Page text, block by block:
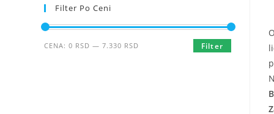
Filter Po Ceni
Minimalna
cena
Maksimalna
cena Filter
CENA: 0 RSD — 7.330 RSD